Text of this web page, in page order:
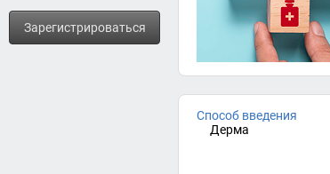
Зарегистрироваться
Способ введения
Дерма